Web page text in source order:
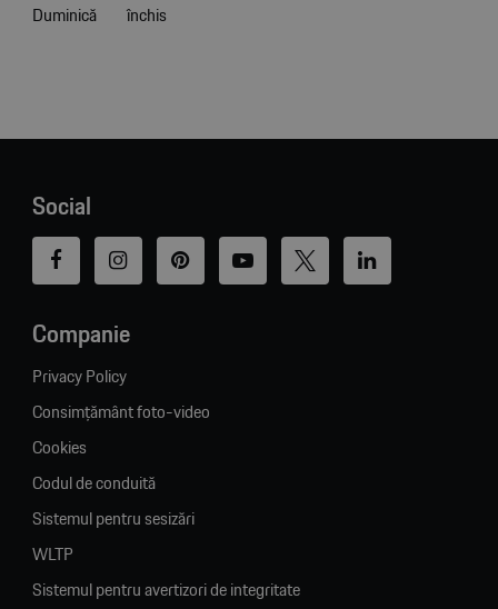
Duminică
închis
Social
Companie
Privacy Policy
Consimțământ foto-video
Cookies
Codul de conduită
Sistemul pentru sesizări
WLTP
Sistemul pentru avertizori de integritate